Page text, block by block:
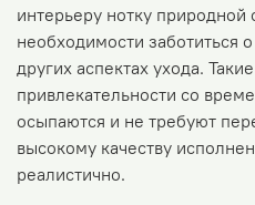
интерьеру нотку природной
необходимости заботиться
других аспектах ухода.
привлекательности со
осыпаются и не требуют
высокому качеству
реалистично.